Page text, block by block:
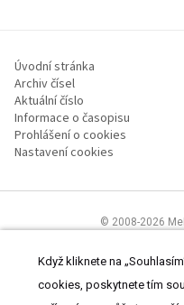
Úvodní stránka
Archiv čísel
Aktuální číslo
Informace o časopisu
Prohlášení o cookies
Nastavení cookies
© 2008-2026
zdravotnictví.Čtěte prohlášení
Když kliknete na
cookies, poskytnete tím